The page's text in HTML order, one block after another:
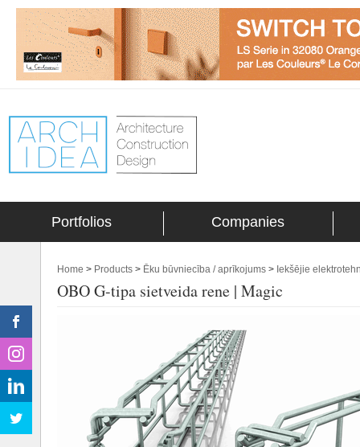
Portfolios Companies
Home > Products > Ēku būvniecība / aprīkojums > Iekšējie
OBO G-tipa sietveida rene | Magic